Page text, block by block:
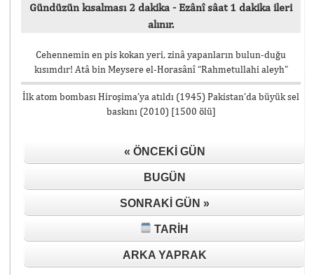
Gündüzün kısalması 2 dakika - Ezânî sâat 1 dakika ileri
alınır.
Cehennemin en pis kokan yeri, zinâ yapanların bulun-duğu
kısımdır! Atâ bin Meysere el-Horasânî “Rahmetullahi aleyh”
İlk atom bombası Hiroşima’ya atıldı (1945) Pakistan’da büyük sel
baskını (2010) [1500 ölü]
« ÖNCEKI GÜN
BUGÜN
SONRAKI GÜN »
TARIH
ARKA YAPRAK